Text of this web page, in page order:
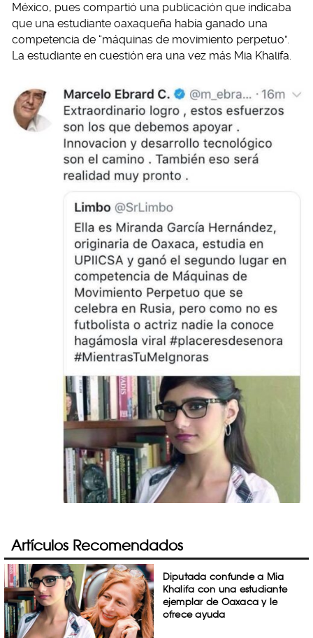
México, pues compartió una publicación que indicaba
que una estudiante oaxaqueña había ganado una
competencia de “máquinas de movimiento perpetuo”.
La estudiante en cuestión era una vez más Mia Khalifa.
Artículos Recomendados
Diputada confunde a Mia
Khalifa con una estudiante
ejemplar de Oaxaca y le
ofrece ayuda